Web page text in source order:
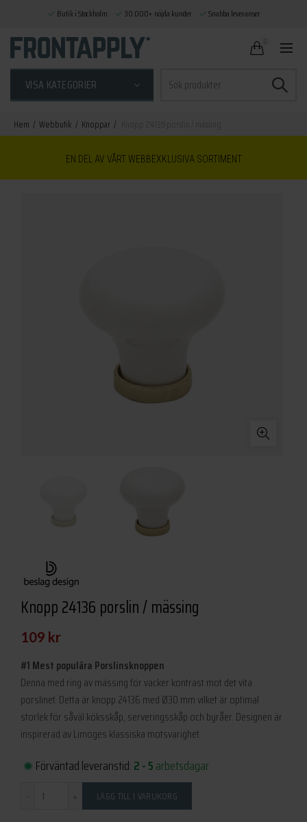
VISA KATEGORIER
efter:
Hem Webbutik Knoppar
EN DEL AV VÅRT WEBBEXKLUSIVA SORTIMENT
Knopp 24136 porslin / mässing
109 kr
#1 Mest populära Porslinsknoppen
Denna med ring av mässing för vacker kontrast mot det vita
porslinet. Detta är knopp 24136 med Ø30 mm vilket är optimal
storlek för såväl köksskåp, serveringsskåp och byråer. Designen är
inspirerad av Limoges klassiska motsvarighet.
Förväntad leveranstid:2 - 5arbetsdagar
LÄGG TILL I VARUKORG
Butik i Stockholm 30.000+ nöjda kunder Snabba leveranser